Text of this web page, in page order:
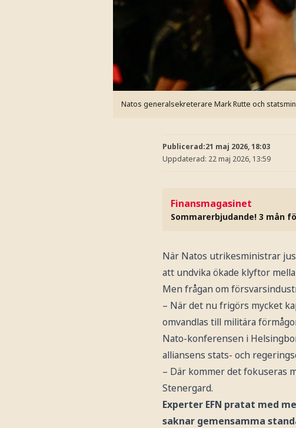
Natos generalsekreterare Mark Rutte och
Publicerad:21 maj 2026, 18:03
Uppdaterad: 22 maj 2026, 13:59
Finansmagasinet
Sommarerbjudande! 3 mån
När Natos utrikesministrar
att undvika ökade klyftor
Men frågan om
– När det nu frigörs mycket
omvandlas till militära
Nato-konferensen i
alliansens stats- och
– Där kommer det fokuseras
Stenergard.
Experter EFN pratat med
saknar gemensamma